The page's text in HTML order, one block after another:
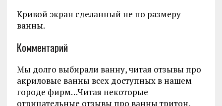
Кривой экран сделанный не по размеру
ванны.
Комментарий
Мы долго выбирали ванну, читая отзывы про
акриловые ванны всех доступных в нашем
городе фирм…Читая некоторые
отрицательные отзывы про ванны тритон,